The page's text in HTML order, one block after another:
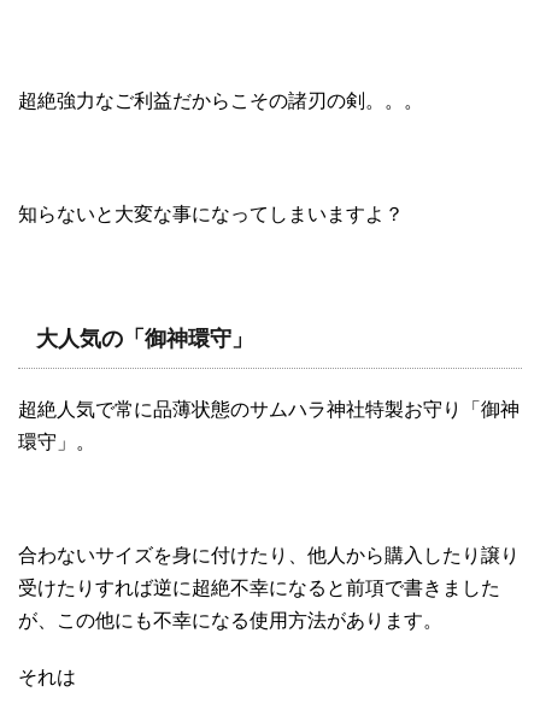
超絶強力なご利益だからこその諸刃の剣。。。
知らないと大変な事になってしまいますよ？
大人気の「御神環守」
超絶人気で常に品薄状態のサムハラ神社特製お守り「御神
環守」。
合わないサイズを身に付けたり、他人から購入したり譲り
受けたりすれば逆に超絶不幸になると前項で書きました
が、この他にも不幸になる使用方法があります。
それは